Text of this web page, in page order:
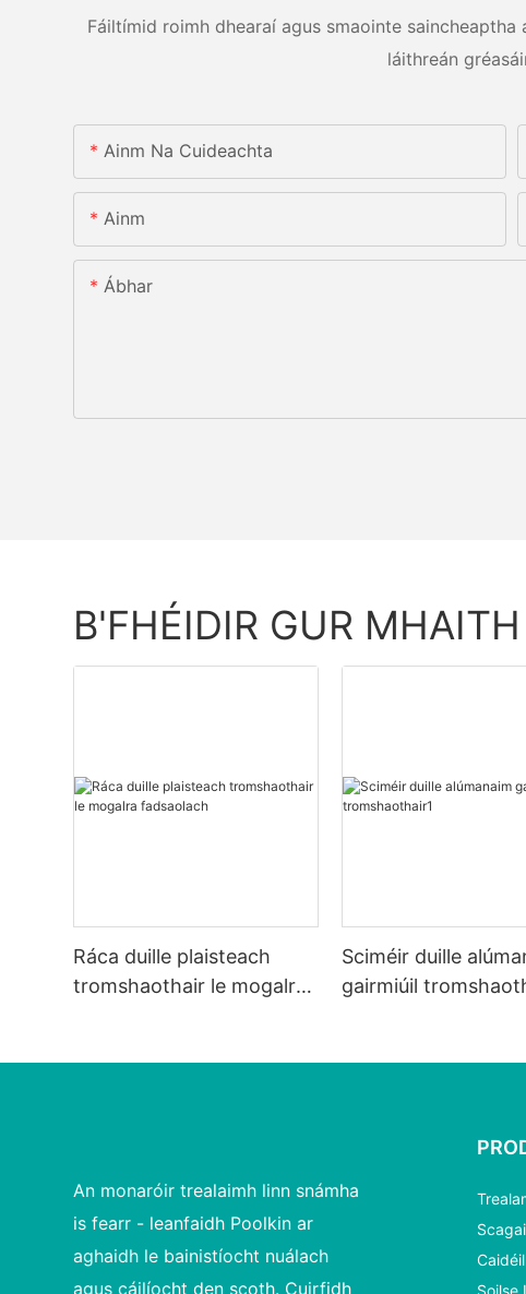
Fáiltímid roimh dhearaí agus smaointe
láithreán
Ainm Na Cuideachta
Ainm
Ábhar
B'FHÉIDIR GUR
Ráca duille plaisteach
tromshaothair le mogalra
Sciméir duille
gairmiúil
An monaróir trealaimh linn snámha
is fearr - leanfaidh Poolkin ar
aghaidh le bainistíocht nuálach
agus cáilíocht den scoth. Cuirfidh
Soilse